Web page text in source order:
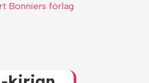
Bonniers förlag